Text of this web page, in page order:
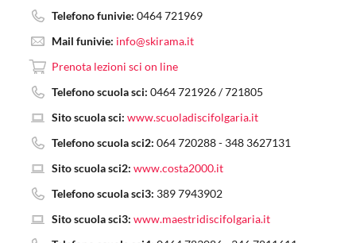
Telefono funivie: 0464 721969
Mail funivie: info@skirama.it
Prenota lezioni sci on line
Telefono scuola sci: 0464 721926 / 721805
Sito scuola sci: www.scuoladiscifolgaria.it
Telefono scuola sci2: 064 720288 - 348 3627131
Sito scuola sci2: www.costa2000.it
Telefono scuola sci3: 389 7943902
Sito scuola sci3: www.maestridiscifolgaria.it